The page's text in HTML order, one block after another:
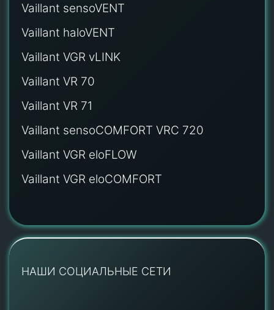
Vaillant sensoVENT
Vaillant haloVENT
Vaillant VGR vLINK
Vaillant VR 70
Vaillant VR 71
Vaillant sensoCOMFORT VRC 720
Vaillant VGR eloFLOW
Vaillant VGR eloCOMFORT
НАШИ СОЦИАЛЬНЫЕ СЕТИ